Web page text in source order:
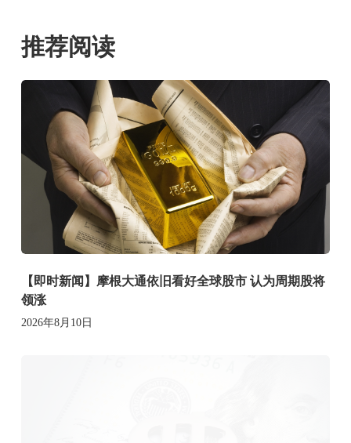
推荐阅读
【即时新闻】摩根大通依旧看好全球股市 认为周期股将
领涨
2026年8月10日